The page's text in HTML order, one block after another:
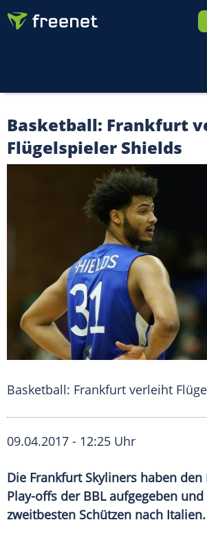
Basketball: Frankfurt
Flügelspieler Shields
Basketball: Frankfurt verleiht
09.04.2017 - 12:25 Uhr
Die Frankfurt Skyliners haben
Play-offs der BBL aufgegeben
zweitbesten Schützen nach Italien.